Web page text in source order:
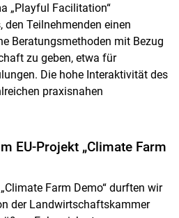
„Playful Facilitation“
Teilnehmenden einen
Beratungsmethoden mit Bezug
zu geben, etwa für
Die hohe Interaktivität des
praxisnahen
EU-Projekt „Climate Farm
Farm Demo“ durften wir
der Landwirtschaftskammer